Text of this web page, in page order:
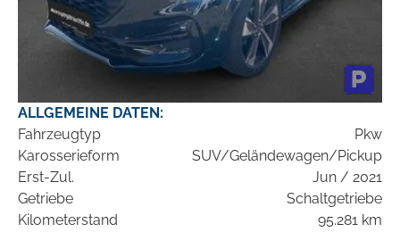
ALLGEMEINE DATEN:
Fahrzeugtyp
Pkw
Karosserieform
SUV/Geländewagen/Pickup
Erst-Zul.
Jun / 2021
Getriebe
Schaltgetriebe
Kilometerstand
95.281 km